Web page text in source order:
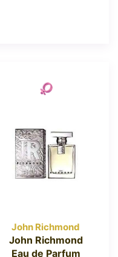
John Richmond
John Richmond
Eau de Parfum